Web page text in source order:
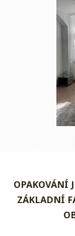
OPAKOVÁNÍ
ZÁKLADNÍ